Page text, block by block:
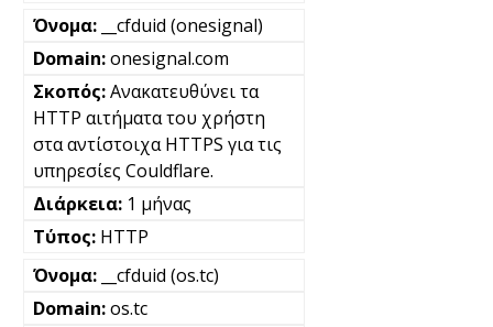
__cfduid (onesignal)
onesignal.com
Ανακατευθύνει τα
HTTP αιτήματα του χρήστη
στα αντίστοιχα HTTPS για τις
υπηρεσίες Couldflare.
1 μήνας
HTTP
__cfduid (os.tc)
os.tc